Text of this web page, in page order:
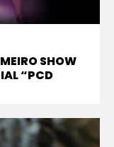
SHOW
“PCD